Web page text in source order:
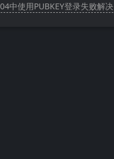
中使用PUBKEY登录失败解决